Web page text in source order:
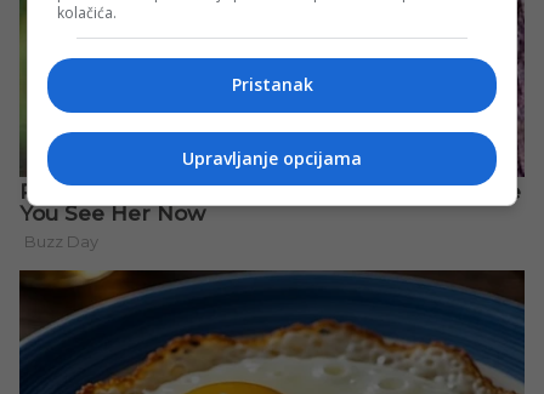
kolačića.
Pristanak
Upravljanje opcijama